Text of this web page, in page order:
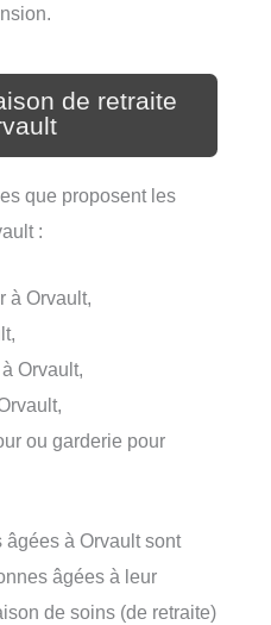
de retraite
que proposent les
:
à Orvault,
Orvault,
ou garderie pour
âgées à Orvault sont
âgées à leur
de soins (de retraite)